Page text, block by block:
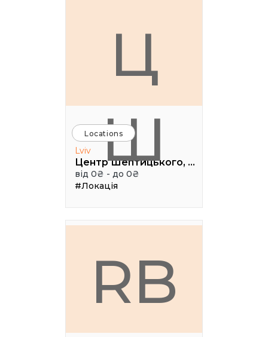
Ц
Ш
Locations
Lviv
Центр Шептицького, 1 поверх, паркова аудиторія
від 0₴ - до 0₴
#Локація
RB